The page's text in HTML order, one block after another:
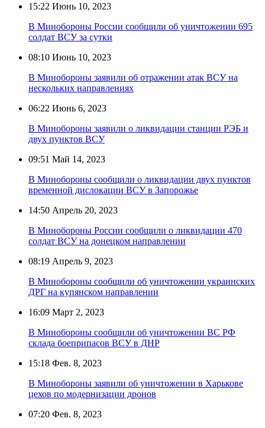
15:22 Июнь 10, 2023
В Минобороны России сообщили об уничтожении 695
солдат ВСУ за сутки
08:10 Июнь 10, 2023
В Минобороны заявили об отражении атак ВСУ на
нескольких направлениях
06:22 Июнь 6, 2023
В Минобороны заявили о ликвидации станции РЭБ и
двух пунктов ВСУ
09:51 Май 14, 2023
В Минобороны сообщили о ликвидации двух пунктов
временной дислокации ВСУ в Запорожье
14:50 Апрель 20, 2023
В Минобороны России сообщили о ликвидации 470
солдат ВСУ на донецком направлении
08:19 Апрель 9, 2023
В Минобороны сообщили об уничтожении украинских
ДРГ на купянском направлении
16:09 Март 2, 2023
В Минобороны сообщили об уничтожении ВС РФ
склада боеприпасов ВСУ в ДНР
15:18 Фев. 8, 2023
В Минобороны заявили об уничтожении в Харькове
цехов по модернизации дронов
07:20 Фев. 8, 2023